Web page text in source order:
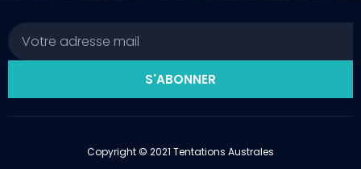
S'ABONNER
Copyright © 2021 Tentations Australes